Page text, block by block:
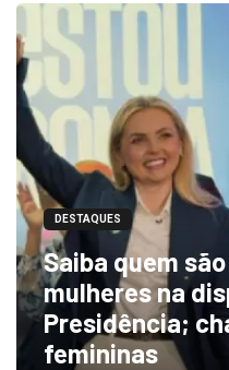
DESTAQUES
Saiba quem
mulheres na
Presidência;
femininas